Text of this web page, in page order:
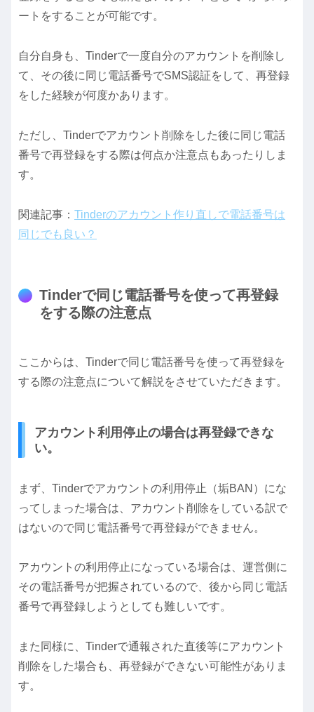
ートをすることが可能です。
自分自身も、Tinderで一度自分のアカウントを削除し
て、その後に同じ電話番号でSMS認証をして、再登録
をした経験が何度かあります。
ただし、Tinderでアカウント削除をした後に同じ電話
番号で再登録をする際は何点か注意点もあったりしま
す。
関連記事： Tinderのアカウント作り直しで電話番号は
同じでも良い？
Tinderで同じ電話番号を使って再登録
をする際の注意点
ここからは、Tinderで同じ電話番号を使って再登録を
する際の注意点について解説をさせていただきます。
アカウント利用停止の場合は再登録できな
い。
まず、Tinderでアカウントの利用停止（垢BAN）にな
ってしまった場合は、アカウント削除をしている訳で
はないので同じ電話番号で再登録ができません。
アカウントの利用停止になっている場合は、運営側に
その電話番号が把握されているので、後から同じ電話
番号で再登録しようとしても難しいです。
また同様に、Tinderで通報された直後等にアカウント
削除をした場合も、再登録ができない可能性がありま
す。